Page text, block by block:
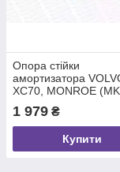
Опора стійки
амортизатора
XC70, MONROE
1 979 ₴
Купити